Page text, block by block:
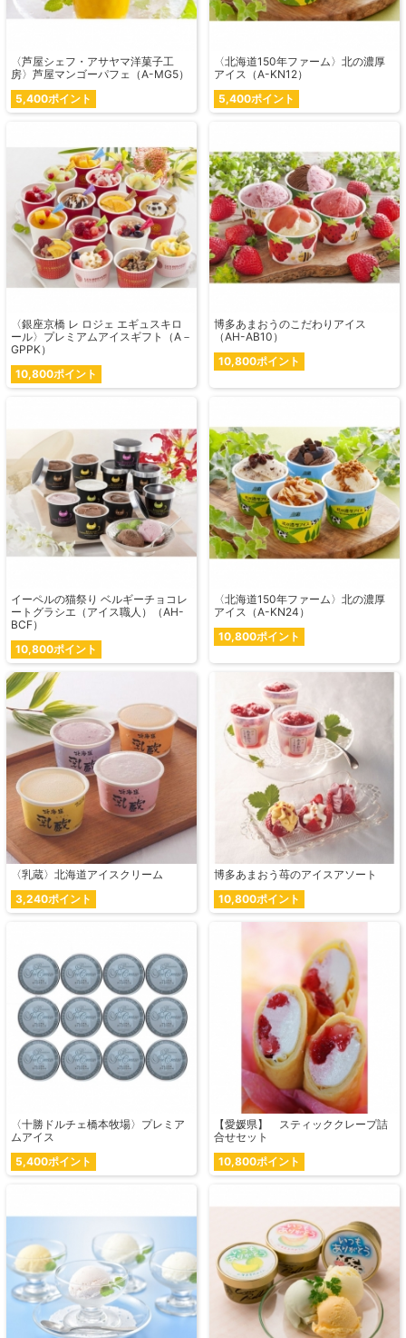
〈芦屋シェフ・アサヤマ洋菓子工
房〉芦屋マンゴーパフェ（A-MG5）
5,400ポイント
〈北海道150年ファーム〉北の濃厚
アイス（A-KN12）
5,400ポイント
〈銀座京橋 レ ロジェ エギュスキロ
ール〉プレミアムアイスギフト（A－
GPPK）
10,800ポイント
博多あまおうのこだわりアイス
（AH-AB10）
10,800ポイント
イーペルの猫祭り ベルギーチョコレ
ートグラシエ（アイス職人）（AH-
BCF）
10,800ポイント
〈北海道150年ファーム〉北の濃厚
アイス（A-KN24）
10,800ポイント
〈乳蔵〉北海道アイスクリーム
3,240ポイント
博多あまおう苺のアイスアソート
10,800ポイント
〈十勝ドルチェ橋本牧場〉プレミア
ムアイス
5,400ポイント
【愛媛県】 スティッククレープ詰
合せセット
10,800ポイント